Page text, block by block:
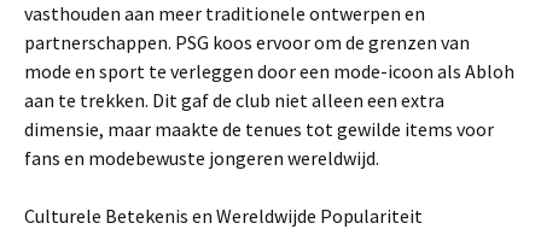
vasthouden aan meer traditionele ontwerpen en
partnerschappen. PSG koos ervoor om de grenzen van
mode en sport te verleggen door een mode-icoon als Abloh
aan te trekken. Dit gaf de club niet alleen een extra
dimensie, maar maakte de tenues tot gewilde items voor
fans en modebewuste jongeren wereldwijd.
Culturele Betekenis en Wereldwijde Populariteit